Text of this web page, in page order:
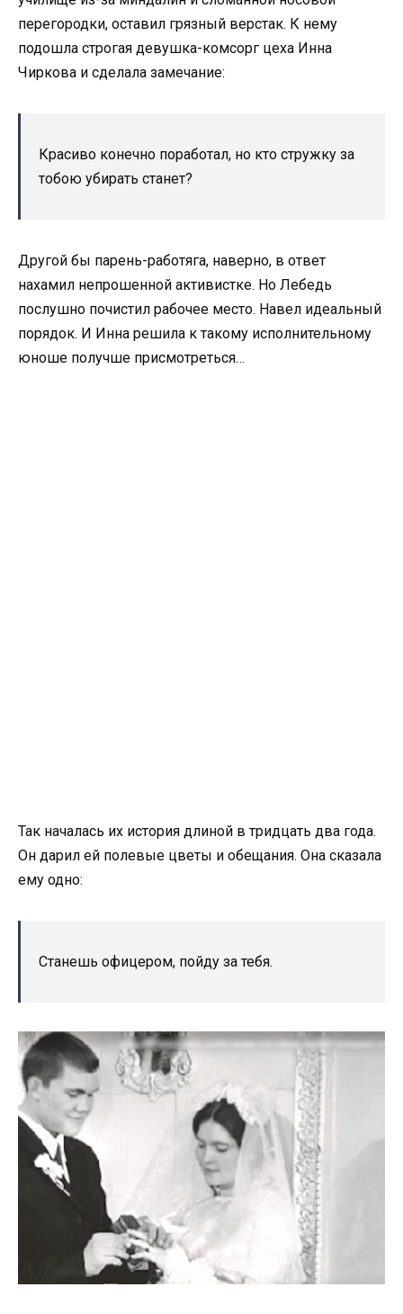
перегородки, оставил грязный верстак. К нему
подошла строгая девушка-комсорг цеха Инна
Чиркова и сделала замечание:
Красиво конечно поработал, но кто стружку за
тобою убирать станет?
Другой бы парень-работяга, наверно, в ответ
нахамил непрошенной активистке. Но Лебедь
послушно почистил рабочее место. Навел идеальный
порядок. И Инна решила к такому исполнительному
юноше получше присмотреться…
Так началась их история длиной в тридцать два года.
Он дарил ей полевые цветы и обещания. Она сказала
ему одно:
Станешь офицером, пойду за тебя.